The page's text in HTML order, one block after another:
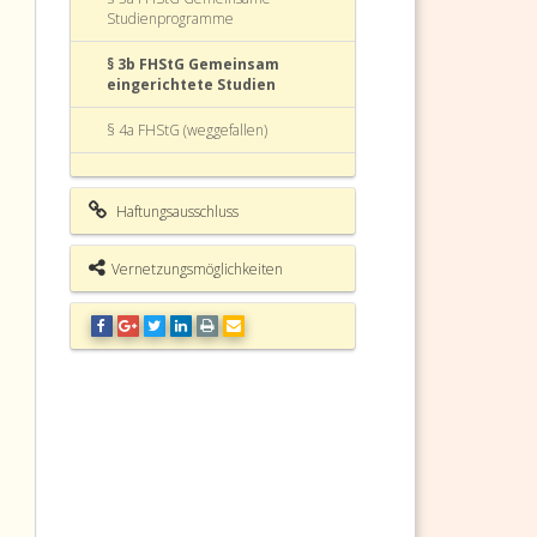
Studienprogramme
§ 3b FHStG Gemeinsam
eingerichtete Studien
§ 4a FHStG (weggefallen)
§ 4 FHStG Studierende
§ 5 FHStG
Studienberechtigungsprüfung
§ 5a FHStG (weggefallen)
§ 6 FHStG Akademische Grade
Haftungsausschluss
Vernetzungsmöglichkeiten